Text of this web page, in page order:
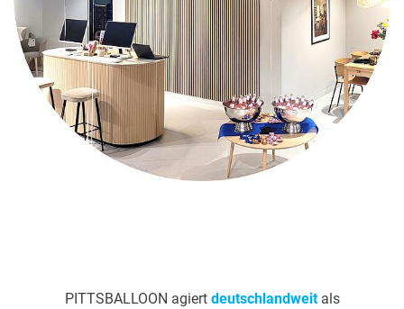
PITTSBALLOON agiert deutschlandweitals